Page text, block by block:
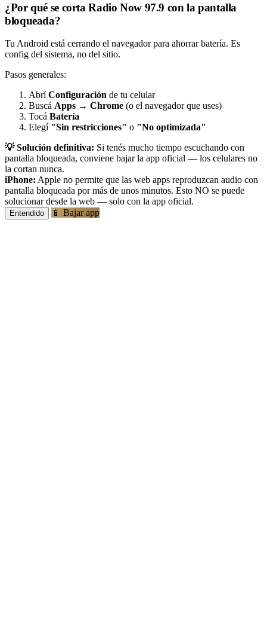
¿Por qué se corta Radio Now 97.9 con la pantalla
bloqueada?
Tu Android está cerrando el navegador para ahorrar batería. Es
config del sistema, no del sitio.
Pasos generales:
AbríConfiguración de tu celular
Buscá Apps → Chrome (o el navegador que uses)
Tocá Batería
Elegí "Sin restricciones" o "No optimizada"
💡 Solución definitiva: Si tenés mucho tiempo escuchando con
pantalla bloqueada, conviene bajar la app oficial — los celulares no
la cortan nunca.
iPhone: Apple no permite que las web apps reproduzcan audio con
pantalla bloqueada por más de unos minutos. Esto NO se puede
solucionar desde la web — solo con la app oficial.
Entendido 📱 Bajar app